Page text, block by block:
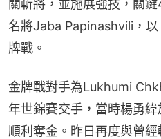
關斬將，並施展強技，關
名將Jaba Papinashvili，
牌戰。
金牌戰對手為Lukhumi
年世錦賽交手，當時楊勇
順利奪金。昨日再度與曾